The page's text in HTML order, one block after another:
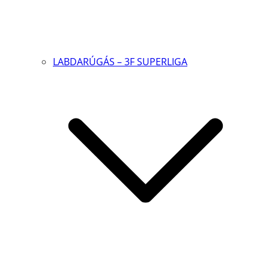
LABDARÚGÁS – 3F SUPERLIGA